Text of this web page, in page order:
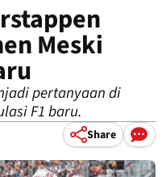
Meski
pertanyaan di
F1 baru.
Share